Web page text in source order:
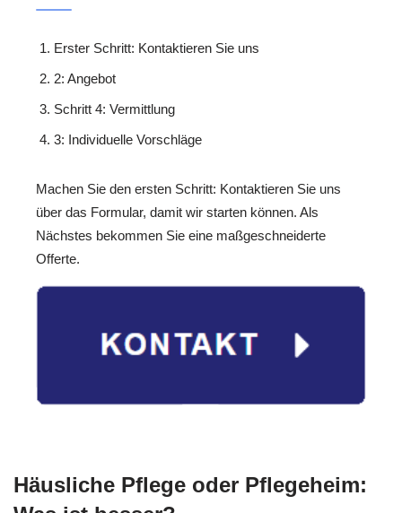
Erster Schritt: Kontaktieren Sie uns
2: Angebot
Schritt 4: Vermittlung
3: Individuelle Vorschläge
Machen Sie den ersten Schritt: Kontaktieren Sie uns
über das Formular, damit wir starten können. Als
Nächstes bekommen Sie eine maßgeschneiderte
Offerte.
Häusliche Pflege oder Pflegeheim: